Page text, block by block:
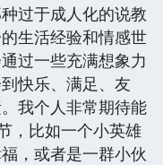
过于成人化的说教
生活经验和情感世
过一些充满想象力
快乐、满足、友
我个人非常期待能
，比如一个小英雄
，或者是一群小伙